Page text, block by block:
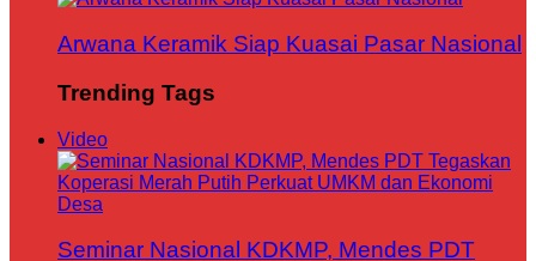
Arwana Keramik Siap Kuasai Pasar Nasional
Trending Tags
Video
Seminar Nasional KDKMP, Mendes PDT